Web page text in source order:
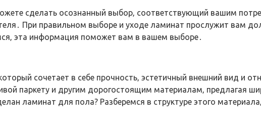
сделать осознанный выбор‚ соответствующий вашим
При правильном выборе и уходе ламинат прослужит вам
эта информация поможет вам в вашем выборе․
сочетает в себе прочность‚ эстетичный внешний вид и
паркету и другим дорогостоящим материалам‚ предлагая
ламинат для пола? Разберемся в структуре этого